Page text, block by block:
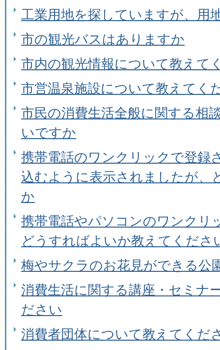
工業用地を探していますが、用
市の観光バスはありますか
市内の観光情報について教えて
市営温泉施設について教えてく
市民の消費生活全般に関する相
いですか
携帯電話のワンクリックで登録
込むように表示されましたが、
か
携帯電話やパソコンのワンクリ
どうすればよいか教えてくださ
梅やサクラのお花見ができる公
消費生活に関する講座・セミナ
ださい
消費者団体について教えてくだ